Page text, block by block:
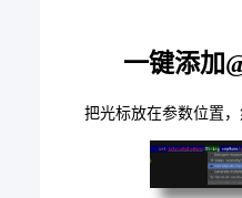
一键添加
把光标放在参数位置